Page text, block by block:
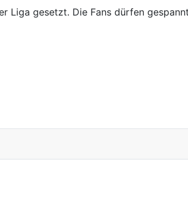
gesetzt. Die Fans dürfen